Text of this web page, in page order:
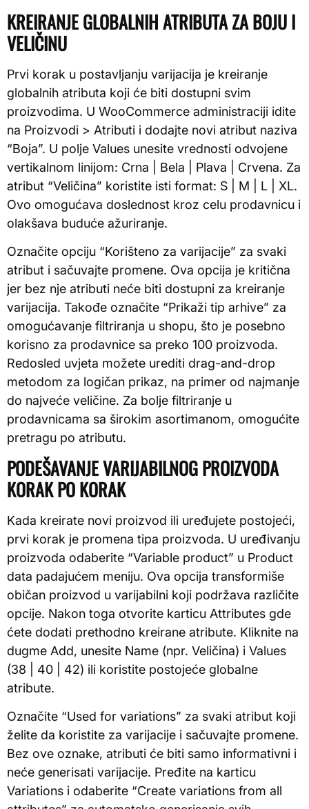
KREIRANJE GLOBALNIH ATRIBUTA ZA BOJU I
VELIČINU
Prvi korak u postavljanju varijacija je kreiranje
globalnih atributa koji će biti dostupni svim
proizvodima. U WooCommerce administraciji idite
na Proizvodi > Atributi i dodajte novi atribut naziva
“Boja”. U polje Values unesite vrednosti odvojene
vertikalnom linijom: Crna | Bela | Plava | Crvena. Za
atribut “Veličina” koristite isti format: S | M | L | XL.
Ovo omogućava doslednost kroz celu prodavnicu i
olakšava buduće ažuriranje.
Označite opciju “Korišteno za varijacije” za svaki
atribut i sačuvajte promene. Ova opcija je kritična
jer bez nje atributi neće biti dostupni za kreiranje
varijacija. Takođe označite “Prikaži tip arhive” za
omogućavanje filtriranja u shopu, što je posebno
korisno za prodavnice sa preko 100 proizvoda.
Redosled uvjeta možete urediti drag-and-drop
metodom za logičan prikaz, na primer od najmanje
do najveće veličine. Za bolje filtriranje u
prodavnicama sa širokim asortimanom, omogućite
pretragu po atributu.
PODEŠAVANJE VARIJABILNOG PROIZVODA
KORAK PO KORAK
Kada kreirate novi proizvod ili uređujete postojeći,
prvi korak je promena tipa proizvoda. U uređivanju
proizvoda odaberite “Variable product” u Product
data padajućem meniju. Ova opcija transformiše
običan proizvod u varijabilni koji podržava različite
opcije. Nakon toga otvorite karticu Attributes gde
ćete dodati prethodno kreirane atribute. Kliknite na
dugme Add, unesite Name (npr. Veličina) i Values
(38 | 40 | 42) ili koristite postojeće globalne
atribute.
Označite “Used for variations” za svaki atribut koji
želite da koristite za varijacije i sačuvajte promene.
Bez ove oznake, atributi će biti samo informativni i
neće generisati varijacije. Pređite na karticu
Variations i odaberite “Create variations from all